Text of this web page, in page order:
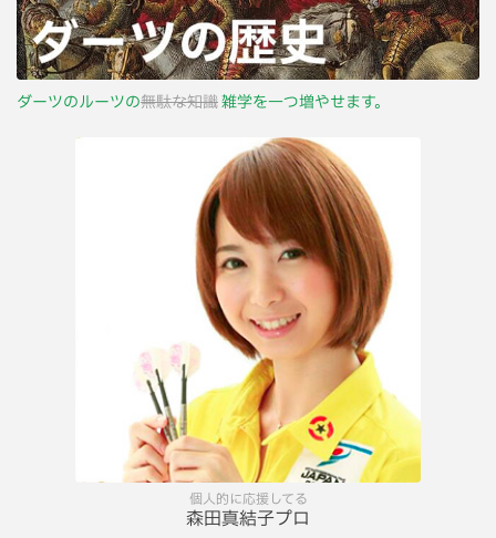
ダーツのルーツの無駄な知識雑学を一つ増やせます。
個人的に応援してる
森田真結子プロ